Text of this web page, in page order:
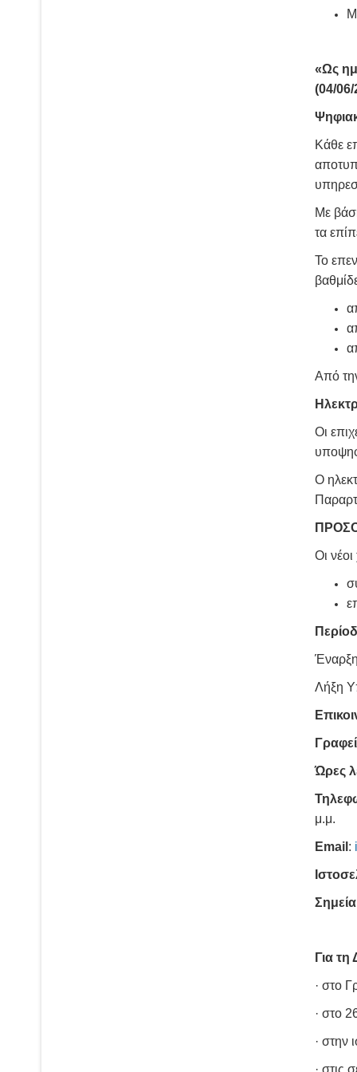
«Ως
(04/06/
Κάθε
Με
τα
Το
Από
Οι
Ο
Οι
Λήξη
Ώρες
μ.μ.
Εmail :
Για
· στο
· στο
· στην
· στις